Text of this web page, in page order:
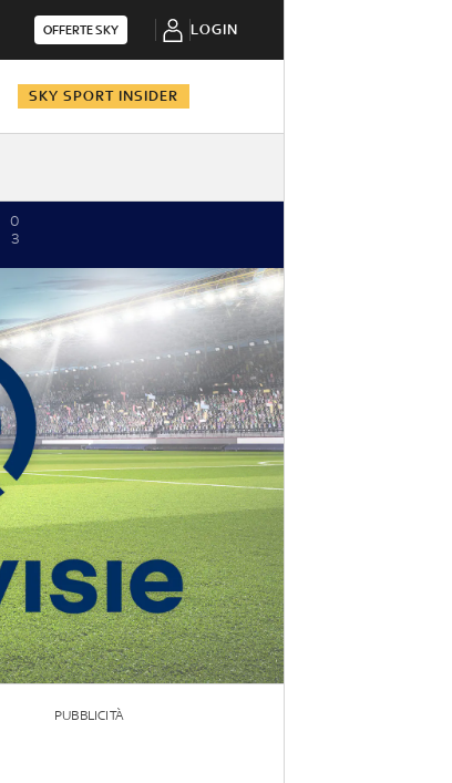
OFFERTE SKY LOGIN
SKY SPORT INSIDER
0
3
PUBBLICITÀ